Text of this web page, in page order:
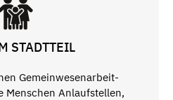
STADTTEIL
Gemeinwesenarbeit-
Menschen Anlaufstellen,